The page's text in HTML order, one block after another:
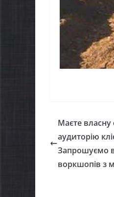
Маєте
аудиторію
Запрошуємо
воркшопів з